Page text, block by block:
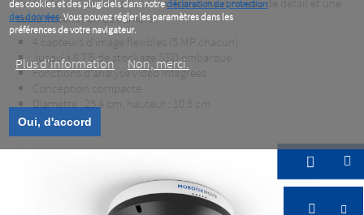
des cookies et des plugiciels dans notredéclaration de protection
des données. Vous pouvez régler les paramètres dans les
préférences de votre navigateur.
Plus d‘information Non, merci.
Oui, d'accord
seule installation de caméra.
4 capteurs d'image flexibles (5 MP chacun)
Jusqu'à 8 TB de stockage SSD embarqué
Fonctions d'analyse vidéo intégrées
Conception compacte
Diamètre : 25,4 cm, hauteur : 10,5 cm